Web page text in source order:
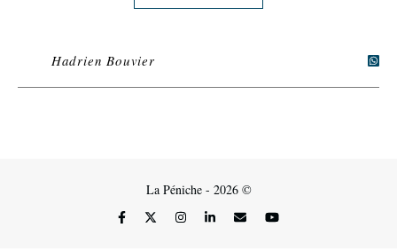
Hadrien Bouvier
La Péniche - 2026 ©